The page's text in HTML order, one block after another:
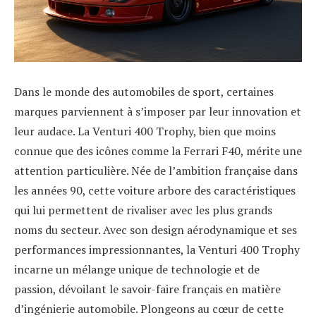
Dans le monde des automobiles de sport, certaines
marques parviennent à s’imposer par leur innovation et
leur audace. La Venturi 400 Trophy, bien que moins
connue que des icônes comme la Ferrari F40, mérite une
attention particulière. Née de l’ambition française dans
les années 90, cette voiture arbore des caractéristiques
qui lui permettent de rivaliser avec les plus grands
noms du secteur. Avec son design aérodynamique et ses
performances impressionnantes, la Venturi 400 Trophy
incarne un mélange unique de technologie et de
passion, dévoilant le savoir-faire français en matière
d’ingénierie automobile. Plongeons au cœur de cette